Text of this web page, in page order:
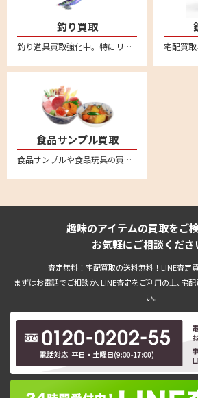
釣り買取
釣り道具買取強化中。特にリール高価買取。新品も中古品も送料・査定料一切無料、全国対応の宅配査定はこちら。不要になった釣り具用品がございましたら、お気軽にお売りください。ダイワやシマノなどの幅広いメーカー取り扱い
食品サンプル買取
食品サンプルや食品玩具の買取強化中。ながお食研、元祖食品サンプル屋、森野サンプル、 まいづる、佐藤サンプル、イワサキ・ビーアイといった人気の食品サンプルメーカーは特に強化買取中
趣味のアイテムの買取をご
お気軽にご相談くださ
査定無料！宅配買取の送料無料！LINE査定
まずはお電話でご相談か､LINE査定をご利用の上､宅
い。